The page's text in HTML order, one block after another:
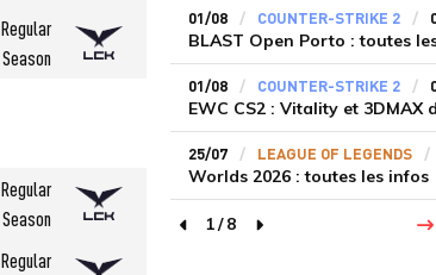
Regular
Season
Regular
Season
Regular
01/08 COUNTER-STRIKE 2
01/08 COUNTER-STRIKE 2
EWC CS2 : Vitality et 3DMAX
25/07 LEAGUE OF LEGENDS
Worlds 2026 : toutes les infos
page précédente
1/8
page suivante